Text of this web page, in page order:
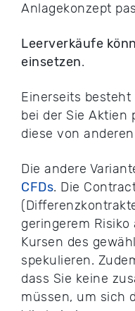
Anlagekonzept
Leerverkäufe
einsetzen.
Einerseits besteht
bei der Sie Aktien
diese von
Die andere
CFDs. Die
geringerem
Kursen des
spekulieren.
dass Sie keine
müssen, um sich